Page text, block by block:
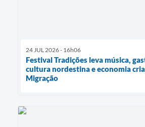
24 JUL 2026 - 16h06
Festival Tradições leva música,
cultura nordestina e economia
Migração